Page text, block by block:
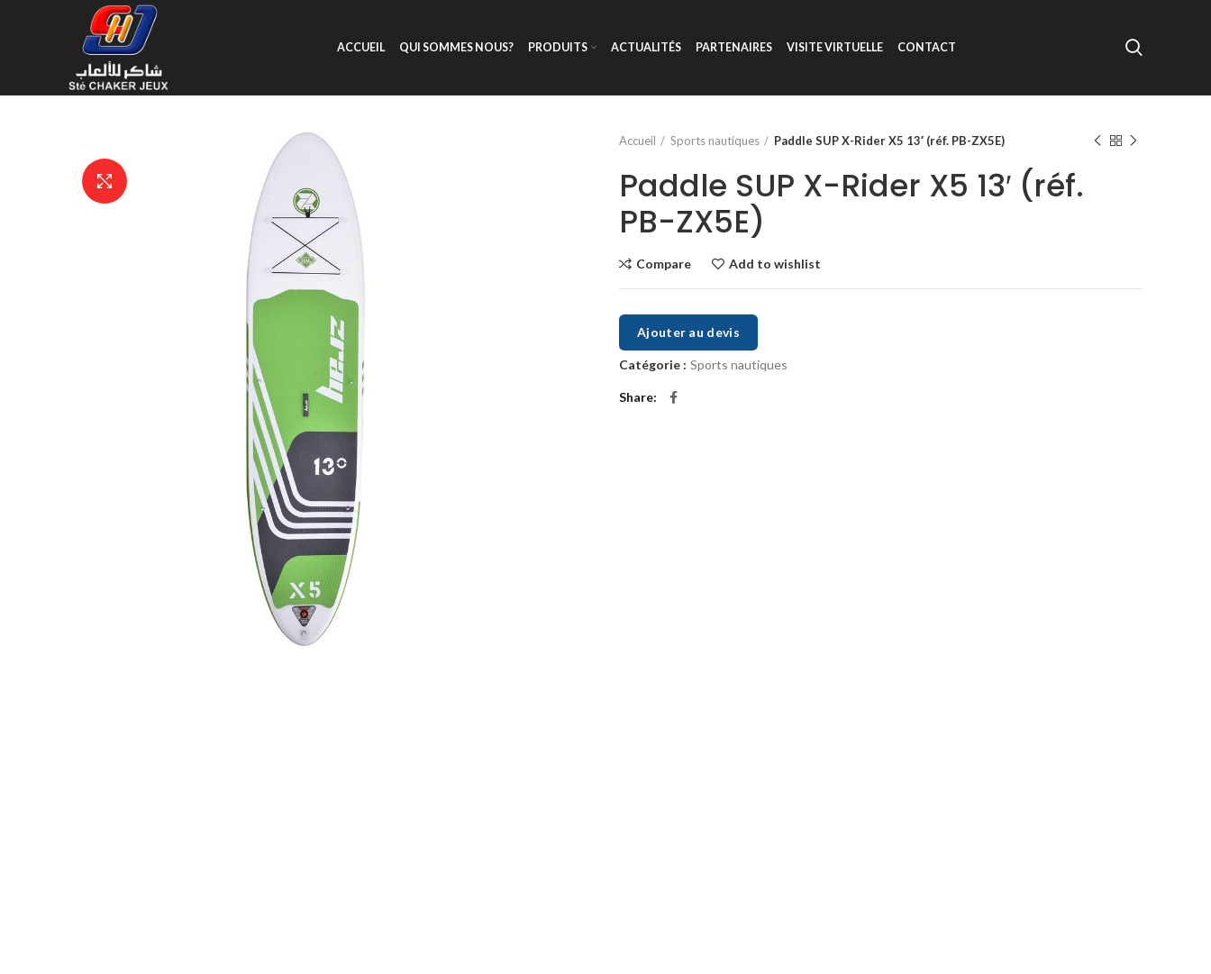
ACCUEIL QUI SOMMES NOUS? PRODUITS ACTUALITÉS PARTENAIRES VISITE VIRTUELLE CONTACT
Accueil Sports nautiques Paddle SUP X-Rider X5 13′ (réf. PB-ZX5E)
Paddle SUP X-Rider X5 13′ (réf.
PB-ZX5E)
Compare Add to wishlist
Ajouter au devis
Catégorie : Sports nautiques
Share